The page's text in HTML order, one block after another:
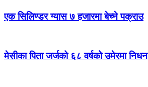
एक सिलिण्डर ग्यास ७ हजारमा बेच्ने पक्राउ
मेसीका पिता जर्जको ६८ वर्षको उमेरमा निधन